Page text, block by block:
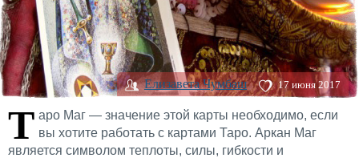
Елизавета Чумбаш 17 июня 2017
Т аро Маг — значение этой карты необходимо, если
вы хотите работать с картами Таро. Аркан Маг
является символом теплоты, силы, гибкости и